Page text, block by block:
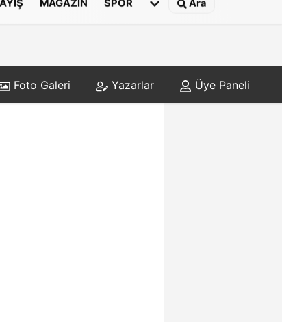
MAGAZIN SPOR Ara
Foto Galeri Yazarlar Üye Paneli